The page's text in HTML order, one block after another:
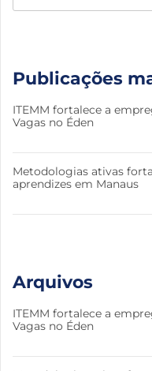
Publicações
ITEMM fortalece a
Vagas no Éden
Metodologias ativas
aprendizes em Manaus
Arquivos
ITEMM fortalece a
Vagas no Éden